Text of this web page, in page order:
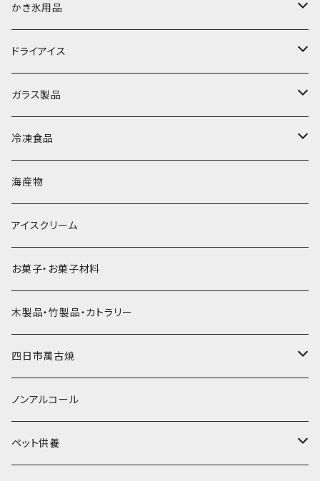
富士天然水の氷
丸氷
直径70mm
直径65mm
角氷
砕氷
氷河の氷
氷アイテム
かき氷用品
かき氷シロップ
無果汁1.8Lパック
無果汁1Lパック
無添加瓶シロップ
かき氷機・かき氷器
かき氷カップ
発泡スチロール無地-使い捨て
発泡スチロールプリント柄
かき氷スプーン・スプーンストロー
プラスチック・スプーン
プラスチック・スプーンストロー
コンデンスミルク・練乳・あんこ
かき氷セット
その他かき氷用品
ドライアイス
ドライアイス3ｋｇ
ドライアイス4ｋｇ
ドライアイス5ｋｇ
ドライアイス8ｋｇ
ドライアイス10ｋｇ
ドライアイス15ｋｇ
ドライアイス20ｋｇ
ドライアイス25ｋｇ
ガラス製品
オンザロック・グラス
ビール・グラス
タンブラー
かき氷器
冷凍食品
肉まん・あんまん
パスタ・スパゲッティ
惣菜
海産物
アイスクリーム
お菓子・お菓子材料
木製品・竹製品・カトラリー
四日市萬古焼
土鍋・土釜
一般土鍋
皿・椀・丼・小物
ノンアルコール
ペット供養